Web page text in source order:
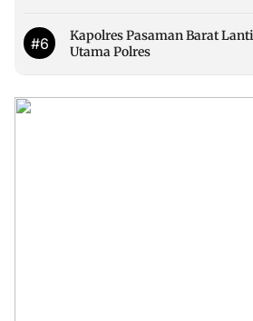
#6
Kapolres Pasaman Barat
Utama Polres